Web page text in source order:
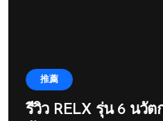
推薦
รีวิว RELX รุ่น 6 นวั